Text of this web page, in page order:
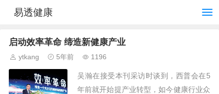
易透健康
启动效率革命 缔造新健康产业
ytkang 5年前 1196
吴瀚在接受本刊采访时谈到，西普会在5
年前就开始提产业转型，如今健康行业众